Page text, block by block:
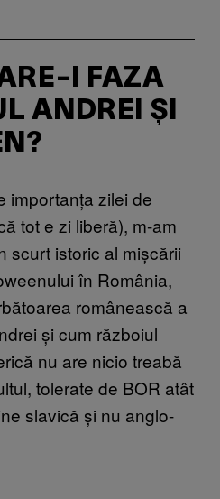
I FAZA
ANDREI ȘI
importanța zilei de
tot e zi liberă), m-am
scurt istoric al mișcării
în România,
românească a
și cum războiul
nu are nicio treabă
tolerate de BOR atât
slavică și nu anglo-